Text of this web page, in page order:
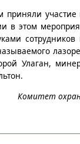
в этом
Улаган,
Комитет